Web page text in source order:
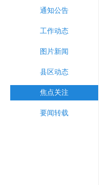
通知公告
工作动态
图片新闻
县区动态
焦点关注
要闻转载